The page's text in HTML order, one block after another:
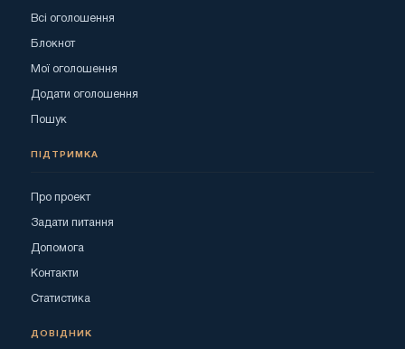
Всі оголошення
Блокнот
Мої оголошення
Додати оголошення
Пошук
ПІДТРИМКА
Про проект
Задати питання
Допомога
Контакти
Статистика
ДОВІДНИК